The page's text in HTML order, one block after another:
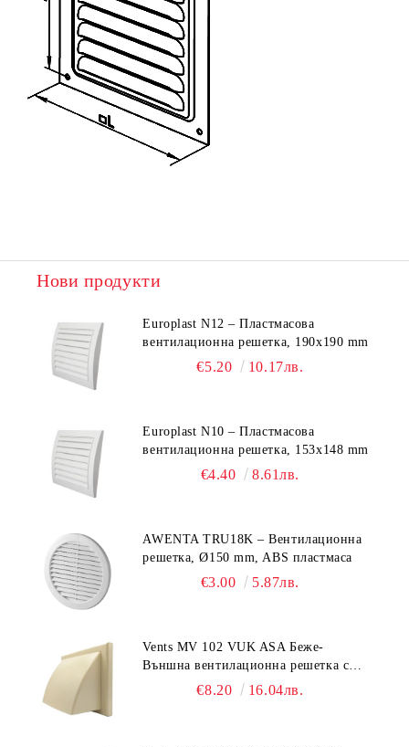
Нови продукти
Europlast N12 – Пластмасова
вентилационна решетка, 190x190 mm
€5.20 10.17лв.
Europlast N10 – Пластмасова
вентилационна решетка, 153x148 mm
€4.40 8.61лв.
AWENTA TRU18K – Вентилационна
решетка, Ø150 mm, ABS пластмаса
€3.00 5.87лв.
Vents MV 102 VUK ASA Беже-
Външна вентилационна решетка с
гравитачна клапа Ø 100, Ø 125,
€8.20 16.04лв.